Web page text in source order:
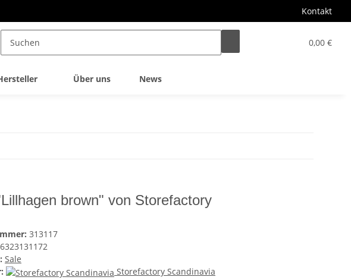
Kontakt
0,00 €
Über uns News
brown" von Storefactory
313117
Sale
Storefactory Scandinavia